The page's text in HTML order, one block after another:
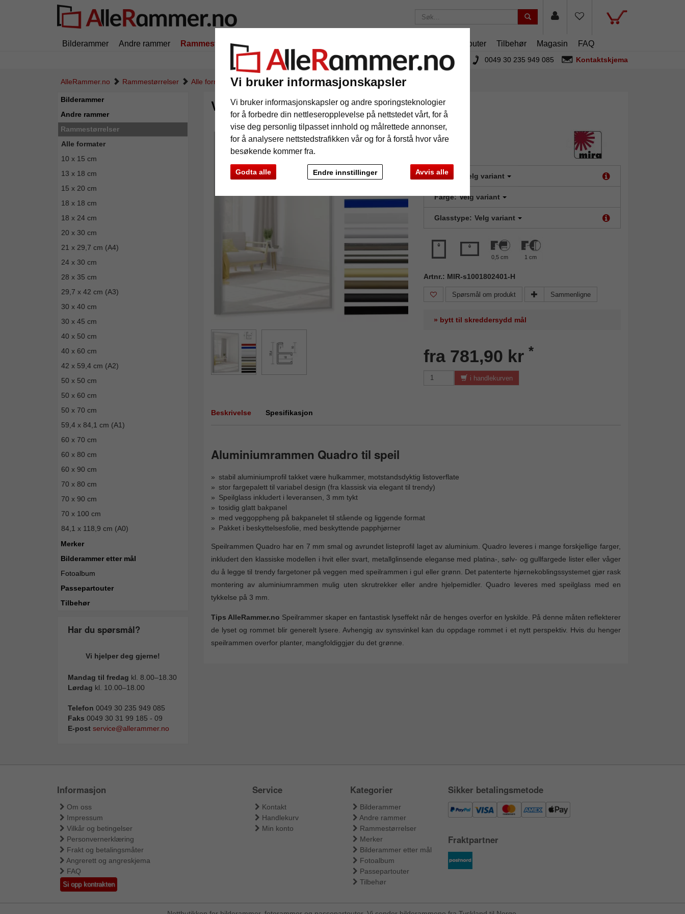
Vi bruker informasjonskapsler
Vi bruker informasjonskapsler og andre sporingsteknologier
for å forbedre din nettleseropplevelse på nettstedet vårt, for å
vise deg personlig tilpasset innhold og målrettede annonser,
for å analysere nettstedstrafikken vår og for å forstå hvor våre
besøkende kommer fra.
Godta alle Avvis alle
Endre innstillinger
Bilderammer Andre rammer Rammestørrelser Passepartouter Tilbehør Magasin FAQ
Fraktkostnadene er 175 kruansett hvor mye du bestiller! 0049 30 235 949 085 Kontaktskjema
AlleRammer.no Rammestørrelser Alle formater Veggspeil i aluminium Quadro
Bilderammer
Andre rammer
Rammestørrelser
Alle formater
10 x 15 cm
13 x 18 cm
15 x 20 cm
18 x 18 cm
18 x 24 cm
20 x 30 cm
21 x 29,7 cm (A4)
24 x 30 cm
28 x 35 cm
29,7 x 42 cm (A3)
30 x 40 cm
30 x 45 cm
40 x 50 cm
40 x 60 cm
42 x 59,4 cm (A2)
50 x 50 cm
50 x 60 cm
50 x 70 cm
59,4 x 84,1 cm (A1)
60 x 70 cm
60 x 80 cm
60 x 90 cm
70 x 80 cm
70 x 90 cm
70 x 100 cm
84,1 x 118,9 cm (A0)
Merker
Bilderammer etter mål
Fotoalbum
Passepartouter
Tilbehør
Har du spørsmål?
Vi hjelper deg gjerne!
Mandag til fredag kl. 8.00–18.30
Lørdag kl. 10.00–18.00
Telefon 0049 30 235 949 085
Faks 0049 30 31 99 185 - 09
E-post service@allerammer.no
Veggspeil i aluminium Quadro
Format: Velg variant
Farge: Velg variant
Glasstype: Velg variant
0,5 cm 1 cm
Artnr.: MIR-s1001802401-H
Spørsmål om produkt Sammenligne
» bytt til skreddersydd mål
fra 781,90 kr *
i handlekurven
Beskrivelse Spesifikasjon
Aluminiumrammen Quadro til speil
stabil aluminiumprofil takket være hulkammer, motstandsdyktig listoverflate
stor fargepalett til variabel design (fra klassisk via elegant til trendy)
Speilglass inkludert i leveransen, 3 mm tykt
tosidig glatt bakpanel
med veggoppheng på bakpanelet til stående og liggende format
Pakket i beskyttelsesfolie, med beskyttende papphjørner
Speilrammen Quadro har en 7 mm smal og avrundet listeprofil laget av aluminium. Quadro leveres i mange forskjellige farger,
inkludert den klassiske modellen i hvit eller svart, metallglinsende eleganse med platina-, sølv- og gullfargede lister eller våger
du å legge til trendy fargetoner på veggen med speilrammen i gul eller grønn. Det patenterte hjørnekoblingssystemet gjør rask
montering av aluminiumrammen mulig uten skrutrekker eller andre hjelpemidler. Quadro leveres med speilglass med en
tykkelse på 3 mm.
Tips AlleRammer.no Speilrammer skaper en fantastisk lyseffekt når de henges overfor en lyskilde. På denne måten reflekterer
de lyset og rommet blir generelt lysere. Avhengig av synsvinkel kan du oppdage rommet i et nytt perspektiv. Hvis du henger
speilrammen overfor planter, mangfoldiggjør du det grønne.
Informasjon
Om oss
Impressum
Vilkår og betingelser
Personvernerklæring
Frakt og betalingsmåter
Angrerett og angreskjema
FAQ
Si opp kontrakten
Service
Kontakt
Handlekurv
Min konto
Kategorier
Bilderammer
Andre rammer
Rammestørrelser
Merker
Bilderammer etter mål
Fotoalbum
Passepartouter
Tilbehør
Sikker betalingsmetode
Fraktpartner